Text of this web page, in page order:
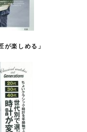
が楽しめる」